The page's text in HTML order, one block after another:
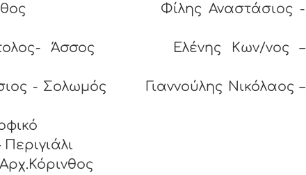
Φίλης Αναστάσιος -
Άσσος Ελένης Κων/νος –
- Σολωμός Γιαννούλης Νικόλαος –
– Περιγιάλι